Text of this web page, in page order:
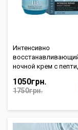
Интенсивно
ночной крем с
1050грн.
1750грн.